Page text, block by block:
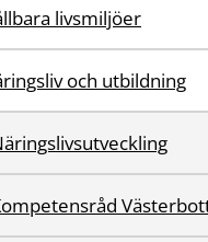
livsmiljöer
och utbildning